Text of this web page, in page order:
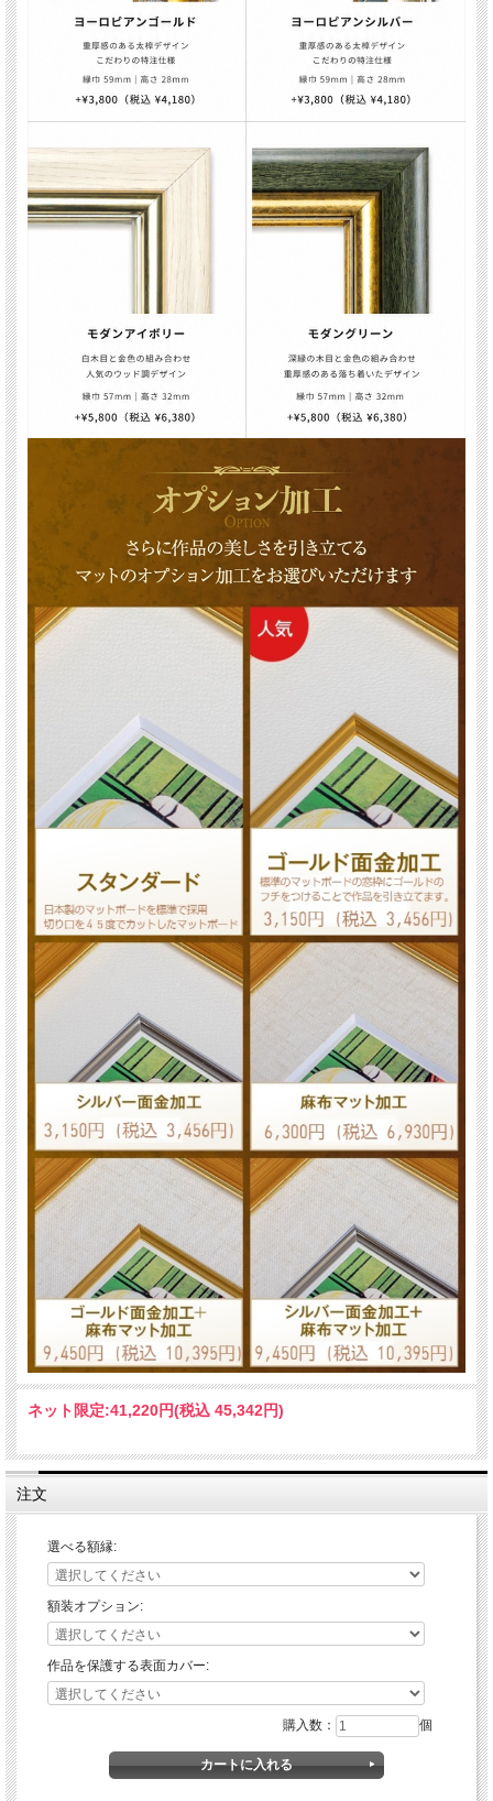
ネット限定:41,220円(税込 45,342円)
注文
選べる額縁:
額装オプション:
作品を保護する表面カバー:
購入数： 個